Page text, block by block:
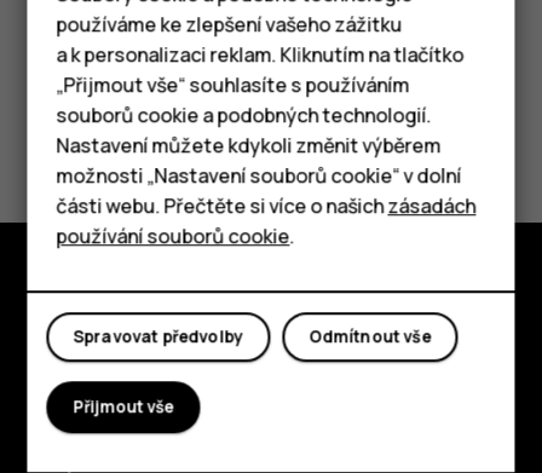
Chytré telefony
Tlačítkové telefony
Tablety
Pomohlo vám to?
Ano Ne
Prozkoumat
O nás
Planet and people
používáme ke zlepšení vašeho zážitku
a k personalizaci reklam. Kliknutím na tlačítko
„Přijmout vše“ souhlasíte s používáním
souborů cookie a podobných technologií.
Nastavení můžete kdykoli změnit výběrem
možnosti „Nastavení souborů cookie“ v dolní
části webu. Přečtěte si více o našichzásadách
používání souborů cookie.
Odmítnout vše
Spravovat předvolby
Přijmout vše